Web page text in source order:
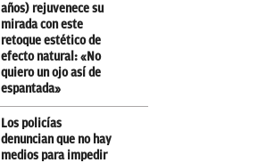
años) rejuvenece su
mirada con este
retoque estético de
efecto natural: «No
quiero un ojo así de
espantada»
Los policías
denuncian que no hay
medios para impedir